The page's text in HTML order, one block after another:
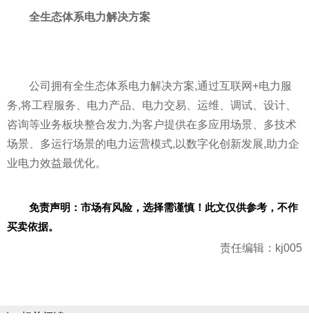
全生态体系电力解决方案
公司拥有全生态体系电力解决方案,通过互联网+电力服
务,将工程服务、电力产品、电力交易、运维、调试、设计、
咨询等业务板块整合发力,为客户提供在多应用场景、多技术
场景、多运行场景的电力运营模式,以数字化创新发展,助力企
业电力效益最优化。
免责声明：市场有风险，选择需谨慎！此文仅供参考，不作
买卖依据。
责任编辑：kj005
相关阅读